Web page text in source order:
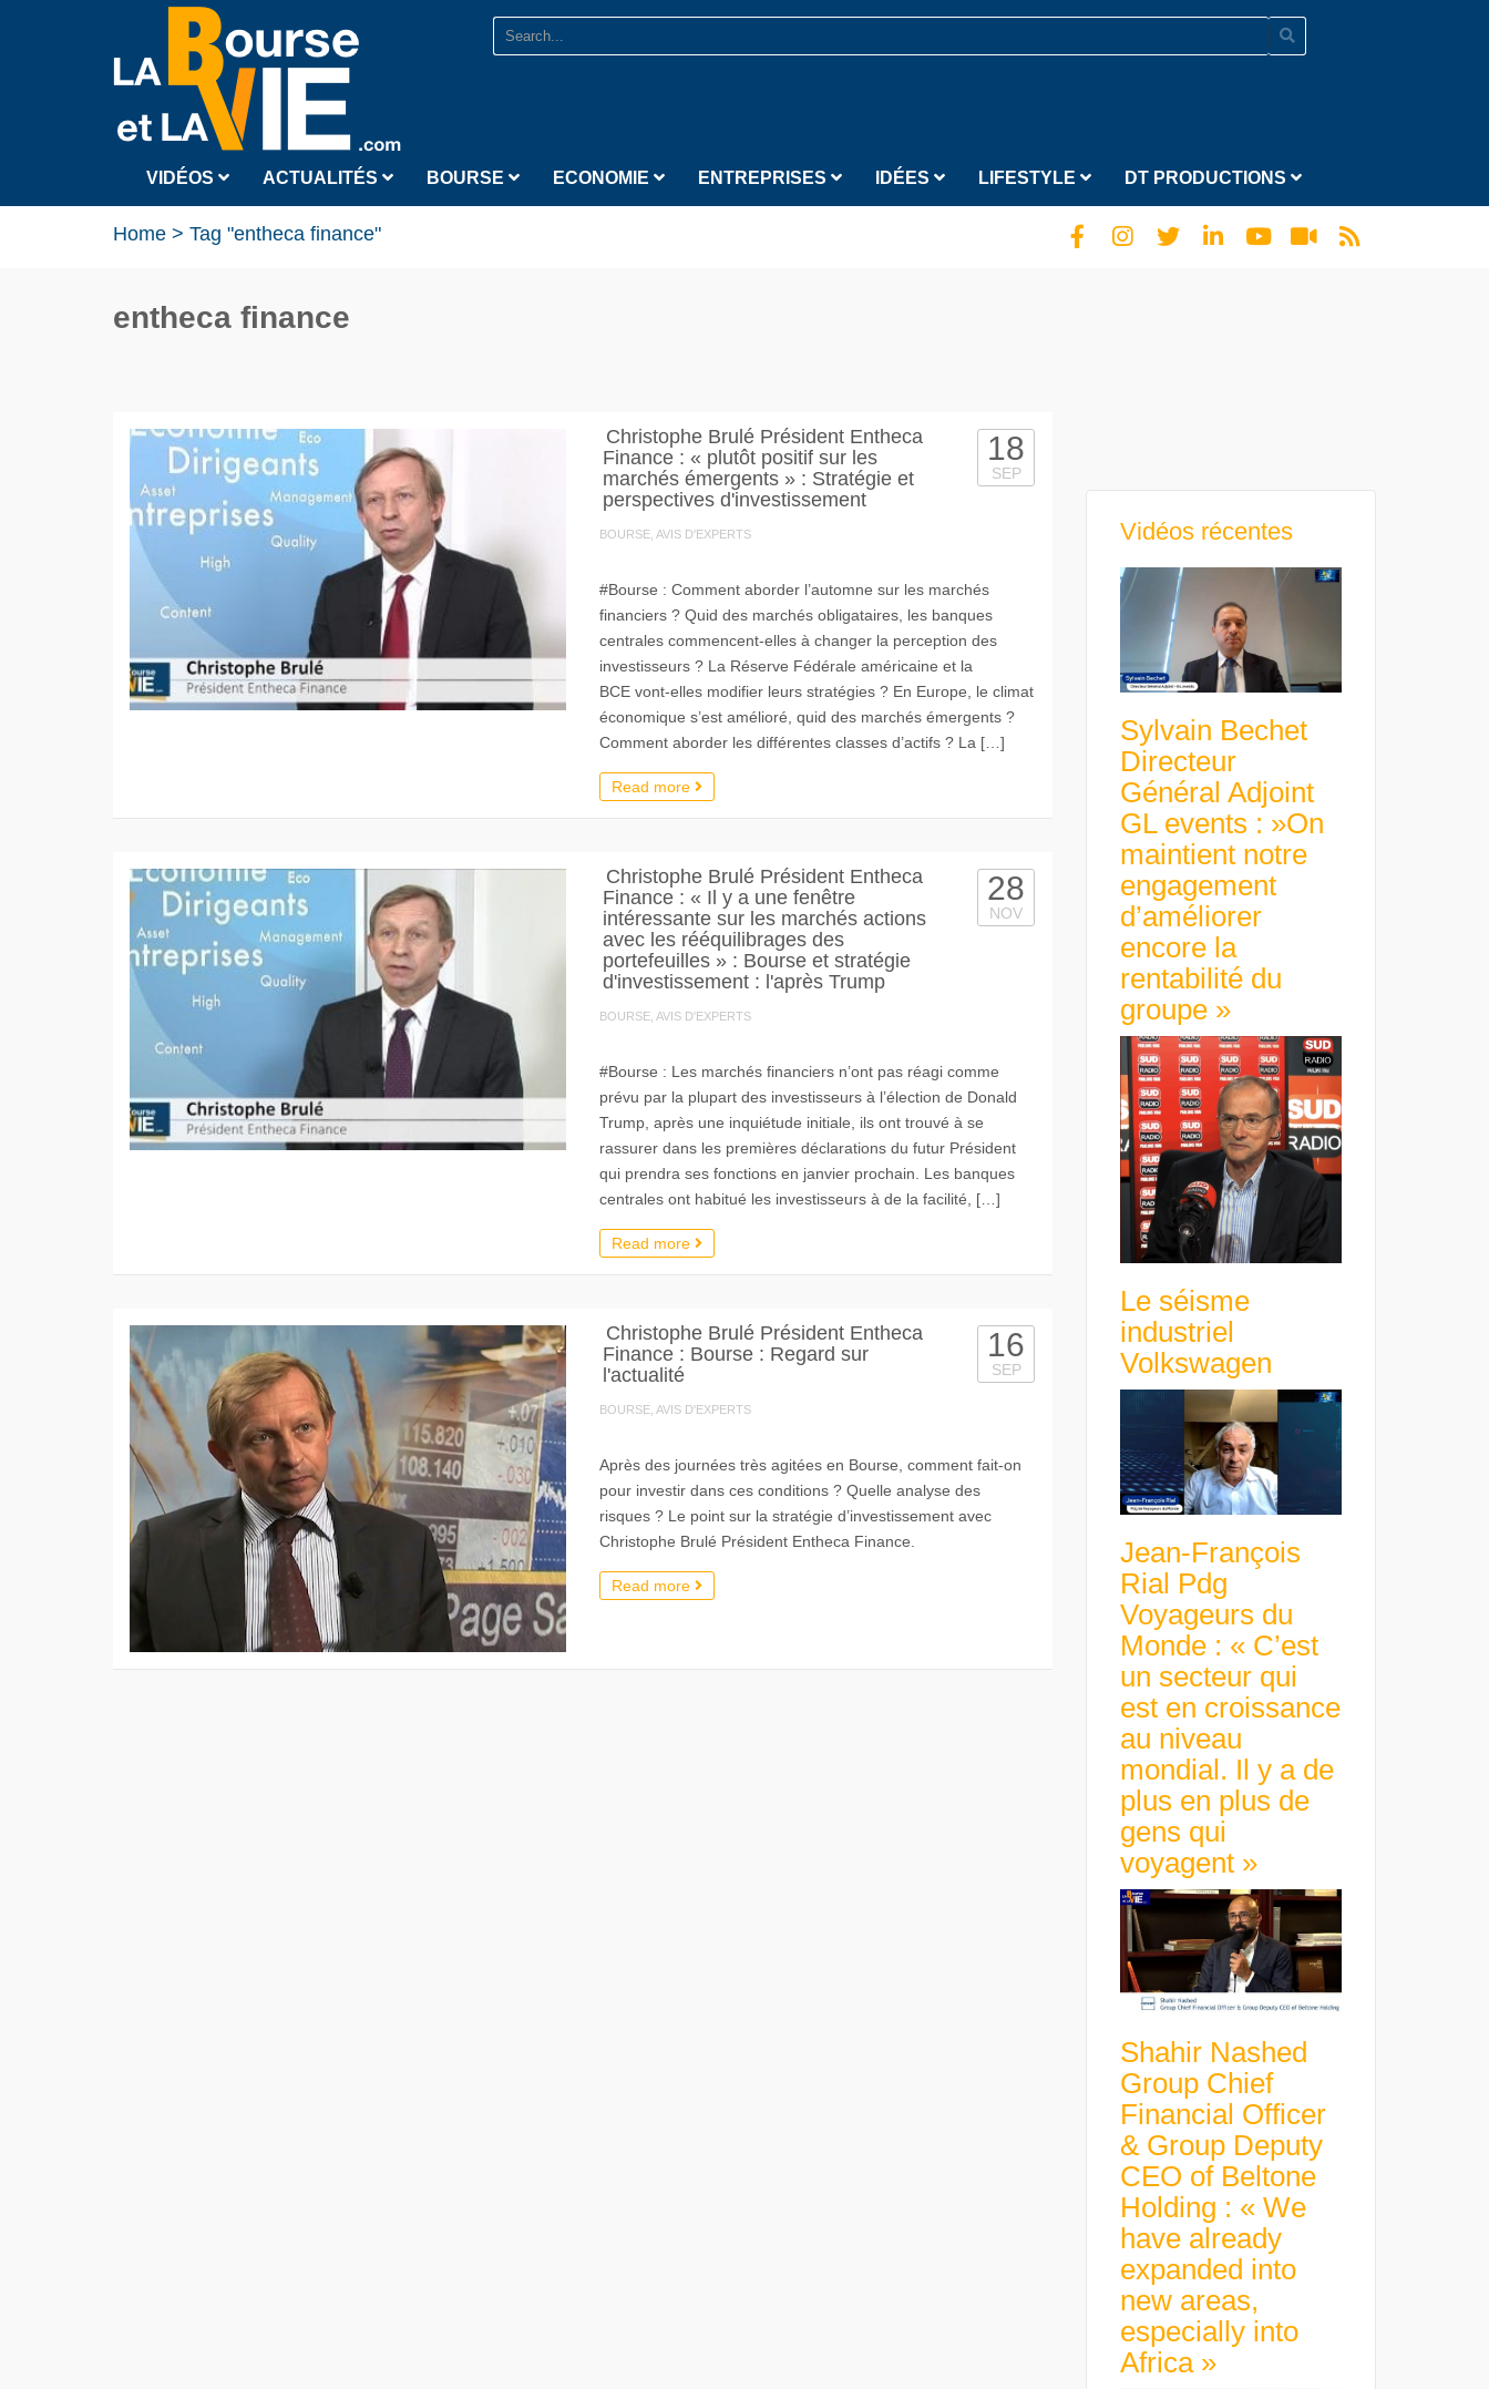
VIDÉOS ACTUALITÉS BOURSE ECONOMIE ENTREPRISES IDÉES LIFESTYLE DT PRODUCTIONS
Home > Tag "entheca finance"
entheca finance
Christophe Brulé Président Entheca
Finance : « plutôt positif sur les
marchés émergents » : Stratégie et
perspectives d'investissement
BOURSE, AVIS D'EXPERTS
18
SEP
#Bourse : Comment aborder l’automne sur les marchés
financiers ? Quid des marchés obligataires, les banques
centrales commencent-elles à changer la perception des
investisseurs ? La Réserve Fédérale américaine et la
BCE vont-elles modifier leurs stratégies ? En Europe, le climat
économique s’est amélioré, quid des marchés émergents ?
Comment aborder les différentes classes d’actifs ? La […]
Read more
Christophe Brulé Président Entheca
Finance : « Il y a une fenêtre
intéressante sur les marchés actions
avec les rééquilibrages des
portefeuilles » : Bourse et stratégie
d'investissement : l'après Trump
BOURSE, AVIS D'EXPERTS
28
NOV
#Bourse : Les marchés financiers n’ont pas réagi comme
prévu par la plupart des investisseurs à l’élection de Donald
Trump, après une inquiétude initiale, ils ont trouvé à se
rassurer dans les premières déclarations du futur Président
qui prendra ses fonctions en janvier prochain. Les banques
centrales ont habitué les investisseurs à de la facilité, […]
Read more
Christophe Brulé Président Entheca
Finance : Bourse : Regard sur
l'actualité
BOURSE, AVIS D'EXPERTS
16
SEP
Après des journées très agitées en Bourse, comment fait-on
pour investir dans ces conditions ? Quelle analyse des
risques ? Le point sur la stratégie d’investissement avec
Christophe Brulé Président Entheca Finance.
Read more
Vidéos récentes
Sylvain Bechet
Directeur
Général Adjoint
GL events : »On
maintient notre
engagement
d’améliorer
encore la
rentabilité du
groupe »
Le séisme
industriel
Volkswagen
Jean-François
Rial Pdg
Voyageurs du
Monde : « C’est
un secteur qui
est en croissance
au niveau
mondial. Il y a de
plus en plus de
gens qui
voyagent »
Shahir Nashed
Group Chief
Financial Officer
& Group Deputy
CEO of Beltone
Holding : « We
have already
expanded into
new areas,
especially into
Africa »